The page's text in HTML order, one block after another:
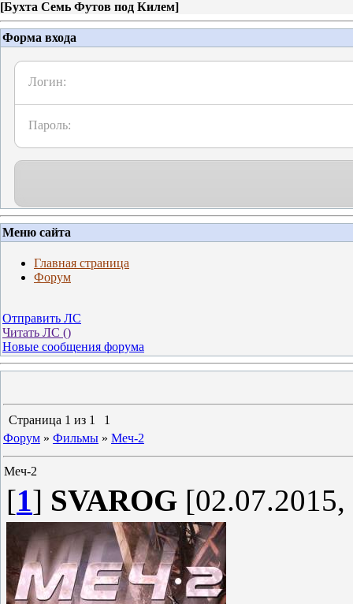
[Бухта Семь Футов под Килем]
Форма входа
Логин:
Пароль:
Меню сайта
Главная страница
Форум
Отправить ЛС
Читать ЛС ()
Новые сообщения форума
Страница 1 из 1
1
Форум » Фильмы » Меч-2
Меч-2
[1] SVAROG